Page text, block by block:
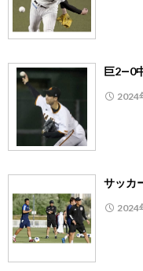
巨2―0
2024
サッカ
2024